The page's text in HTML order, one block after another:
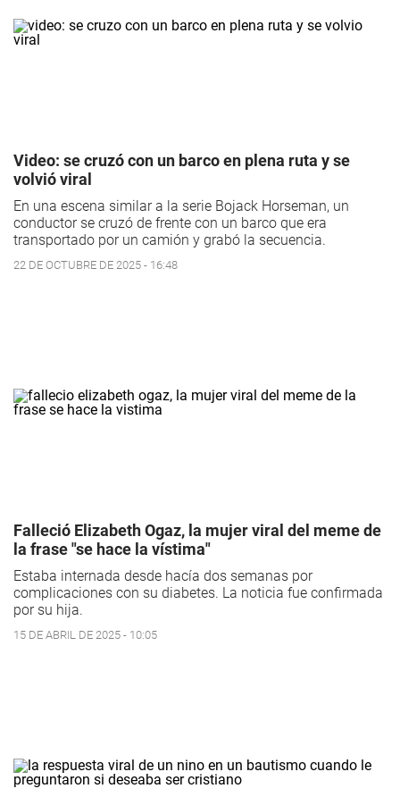
Video: se cruzó con un barco en plena ruta y se
volvió viral
En una escena similar a la serie Bojack Horseman, un
conductor se cruzó de frente con un barco que era
transportado por un camión y grabó la secuencia.
22 DE OCTUBRE DE 2025 - 16:48
Falleció Elizabeth Ogaz, la mujer viral del meme de
la frase "se hace la vístima"
Estaba internada desde hacía dos semanas por
complicaciones con su diabetes. La noticia fue confirmada
por su hija.
15 DE ABRIL DE 2025 - 10:05